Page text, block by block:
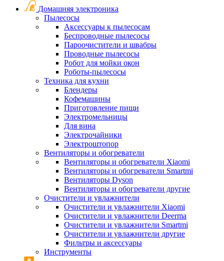
Домашняя электроника
Пылесосы
Аксессуары к пылесосам
Беспроводные пылесосы
Пароочистители и швабры
Проводные пылесосы
Робот для мойки окон
Роботы-пылесосы
Техника для кухни
Блендеры
Кофемашины
Приготовление пищи
Электромельницы
Для вина
Электрочайники
Электроштопор
Вентиляторы и обогреватели
Вентиляторы и обогреватели Xiaomi
Вентиляторы и обогреватели Smartmi
Вентиляторы Dyson
Вентиляторы и обогреватели другие
Очистители и увлажнители
Очистители и увлажнители Xiaomi
Очистители и увлажнители Deerma
Очистители и увлажнители Smartmi
Очистители и увлажнители другие
Фильтры и аксессуары
Инструменты